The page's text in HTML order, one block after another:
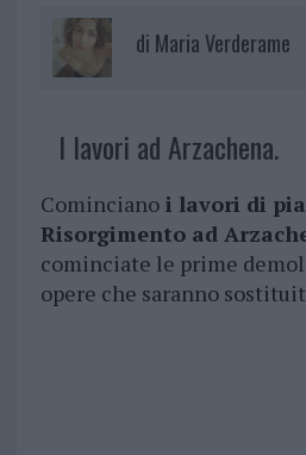
di Maria Verderame
I lavori ad Arzachena.
Comincianoi lavori di
Risorgimento ad
cominciate le prime
opere che saranno